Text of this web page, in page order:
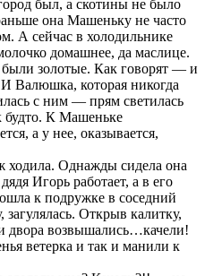
был, а скотины не было
она Машеньку не часто
А ceйчас в холодильнике
домашнee, да мacлице.
золотые. Как говорят — и
Валюшка, которая никогда
с ним — прям светилась
будто. К Машеньке
а у нee, оказывается,
Однажды сидела она
Игорь работает, а в его
к подружке в соседний
Открыв калитку,
двора возвышались…качели!
ветерка и так и манили к